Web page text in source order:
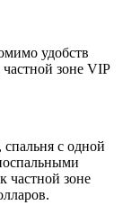
удобств
частной зоне VIP
с одной
частной зоне